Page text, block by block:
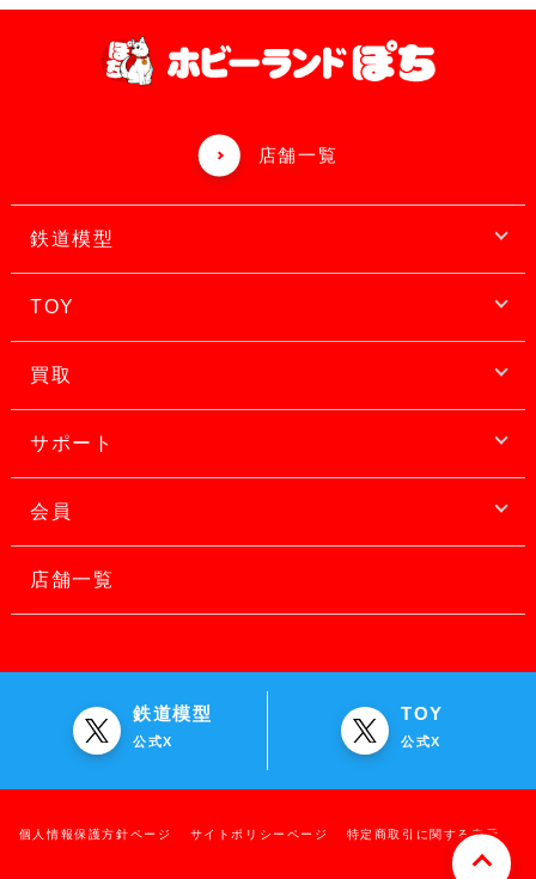
店舗一覧
鉄道模型
TOY
買取
サポート
会員
店舗一覧
鉄道模型
公式X
TOY
公式X
個人情報保護方針ページ サイトポリシーページ 特定商取引に関する表示